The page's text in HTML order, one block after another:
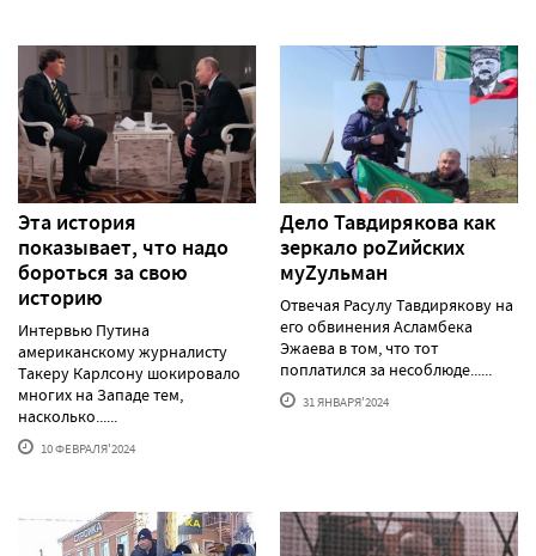
Эта история
показывает, что надо
бороться за свою
историю
Интервью Путина
американскому журналисту
Такеру Карлсону шокировало
многих на Западе тем,
насколько......
10 ФЕВРАЛЯ'2024
Дело Тавдирякова как
зеркало роZийских
муZульман
Отвечая Расулу Тавдирякову на
его обвинения Асламбека
Эжаева в том, что тот
поплатился за несоблюде......
31 ЯНВАРЯ'2024